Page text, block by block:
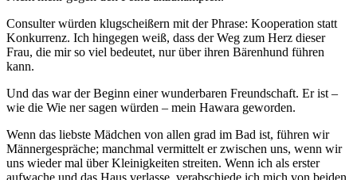
Consulter würden klugscheißern mit der Phrase: Kooperation statt
Konkurrenz. Ich hingegen weiß, dass der Weg zum Herz dieser
Frau, die mir so viel bedeutet, nur über ihren Bärenhund führen
kann.
Und das war der Beginn einer wunderbaren Freundschaft. Er ist –
wie die Wie ner sagen würden – mein Hawara geworden.
Wenn das liebste Mädchen von allen grad im Bad ist, führen wir
Männergespräche; manchmal vermittelt er zwischen uns, wenn wir
uns wieder mal über Kleinigkeiten streiten. Wenn ich als erster
aufwache und das Haus verlasse, verabschiede ich mich von beiden